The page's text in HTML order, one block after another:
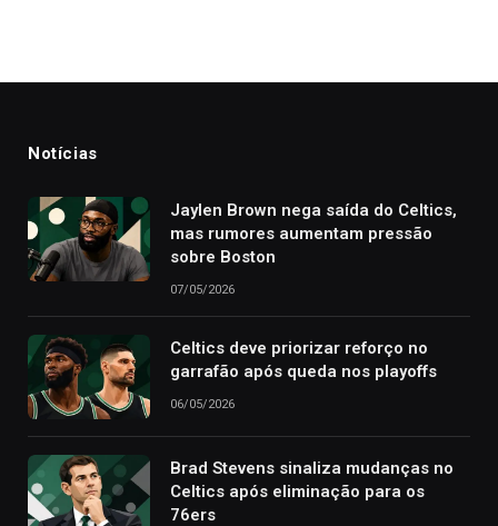
Notícias
Jaylen Brown nega saída do Celtics,
mas rumores aumentam pressão
sobre Boston
07/05/2026
Celtics deve priorizar reforço no
garrafão após queda nos playoffs
06/05/2026
Brad Stevens sinaliza mudanças no
Celtics após eliminação para os
76ers